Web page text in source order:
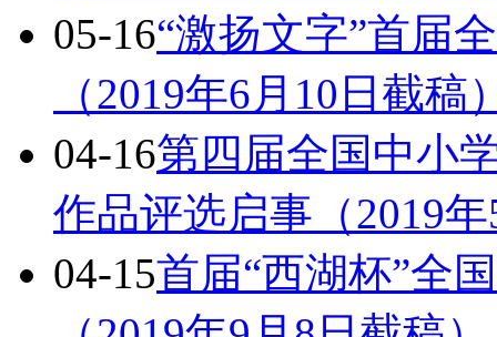
05-16“激扬文字”首届
（2019年6月10日截稿
04-16第四届全国中小
作品评选启事（2019
04-15首届“西湖杯”全